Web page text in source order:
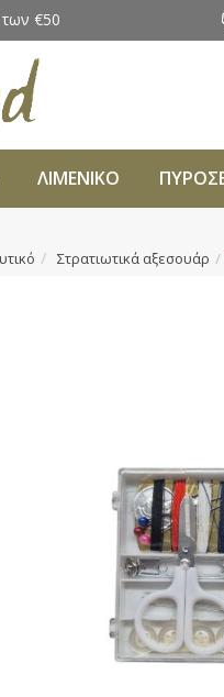
€50
ΛΙΜΕΝΙΚΟ
Στρατιωτικά αξεσουάρ